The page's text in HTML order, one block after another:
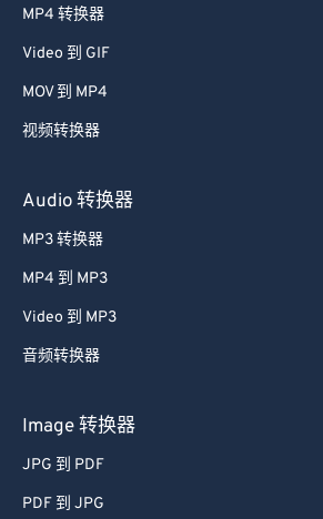
MP4 转换器
Video 到 GIF
MOV 到 MP4
视频转换器
Audio 转换器
MP3 转换器
MP4 到 MP3
Video 到 MP3
音频转换器
Image 转换器
JPG 到 PDF
PDF 到 JPG